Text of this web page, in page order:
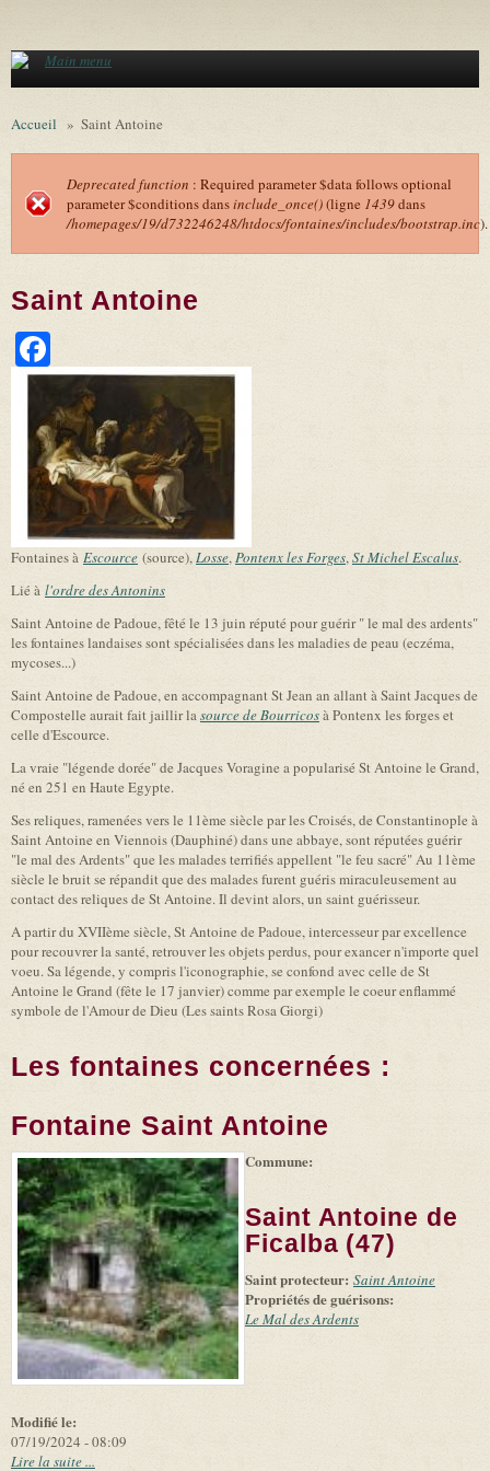
Main menu
Accueil » Saint Antoine
Message d'erreur
Deprecated function : Required parameter $data follows optional
parameter $conditions dansinclude_once()(ligne 1439dans
/homepages/19/d732246248/htdocs/fontaines/includes/bootstrap.inc).
Saint Antoine
Fontaines à Escource (source),Losse,Pontenx les Forges,St Michel Escalus.
Lié à l'ordre des Antonins
Saint Antoine de Padoue, fêté le 13 juin réputé pour guérir " le mal des ardents"
les fontaines landaises sont spécialisées dans les maladies de peau (eczéma,
mycoses...)
Saint Antoine de Padoue, en accompagnant St Jean an allant à Saint Jacques de
Compostelle aurait fait jaillir lasource de Bourricosà Pontenx les forges et
celle d'Escource.
La vraie "légende dorée" de Jacques Voragine a popularisé St Antoine le Grand,
né en 251 en Haute Egypte.
Ses reliques, ramenées vers le 11ème siècle par les Croisés, de Constantinople à
Saint Antoine en Viennois (Dauphiné) dans une abbaye, sont réputées guérir
"le mal des Ardents" que les malades terrifiés appellent "le feu sacré" Au 11ème
siècle le bruit se répandit que des malades furent guéris miraculeusement au
contact des reliques de St Antoine. Il devint alors, un saint guérisseur.
A partir du XVIIème siècle, St Antoine de Padoue, intercesseur par excellence
pour recouvrer la santé, retrouver les objets perdus, pour exancer n'importe quel
voeu. Sa légende, y compris l'iconographie, se confond avec celle de St
Antoine le Grand (fête le 17 janvier) comme par exemple le coeur enflammé
symbole de l'Amour de Dieu (Les saints Rosa Giorgi)
Les fontaines concernées :
Fontaine Saint Antoine
-
Leaflet (link is
|
Tiles
(link is
external)
©
Microsoft
and
suppliers
Modifié le:
07/19/2024 - 08:09
Commune:
Saint Antoine de
Ficalba (47)
Saint protecteur: Saint Antoine
Propriétés de guérisons:
Le Mal des Ardents
Lire la suite ...